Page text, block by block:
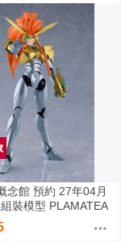
念館 預約 27年04月
裝模型 PLAMATEA
王凱 約16公分 免訂